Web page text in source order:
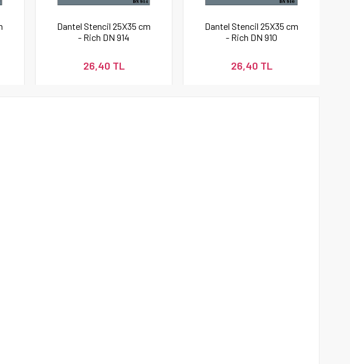
Dantel Stencil 25X35 cm
- Rich DN 914
26,40 TL
Dantel Stencil 25X35 cm
- Rich DN 910
26,40 TL